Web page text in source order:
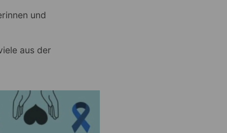
und
aus der